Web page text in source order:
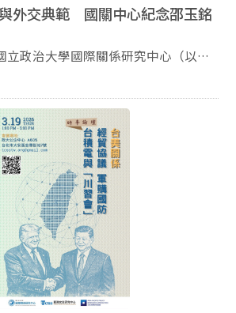
問題屬於中國核心利益，因此不會被
碼，而是重點在於劃定底線與控管分
未來美中在臺灣議題上的互動，可能
、臺灣總統過境美國、美國官員訪臺
臺美關係等面向，北京也將藉此觀察
軍事角度分析川
平在會談中提及，若臺灣問題處理不
生碰撞甚至衝突，相關發言帶有明顯
之一在於動搖美國支持臺灣的決心。
強硬姿態對外表態，另一方面又希望
關係，顯示其戰略上存在一定程度的
期解放軍高層持續整肅與人事清洗，
仍面臨指揮鏈與人才銜接問題。 在
階段，與會來賓關注美國對臺軍售、
以及美國關稅與科技管制等議題。與
美兩強格局短期內仍將持續，而中方
為平等的互動關係。因此，雙方未來
道，包括元首外交、經貿關稅與安全
外交典範 國關中心紀念邵玉銘
為悼念前主任邵玉銘先生，於3月20
力於新聞政策、外交事務與學術發
局局長、外交部北美事務協調委員會
與華視董事長、國立政治大學外交研
主任等要職，為國家社會無私奉獻，
請曾與邵主任共事之退休研究員及行
同追思緬懷。籌辦過程中，國關中心
與資料，細緻呈現邵主任任內帶領中
展的歷程，並製作回顧影音，由現任
邵主任家屬，表達深切敬意與追思之
厚情誼，不僅為長官與部屬，更為私